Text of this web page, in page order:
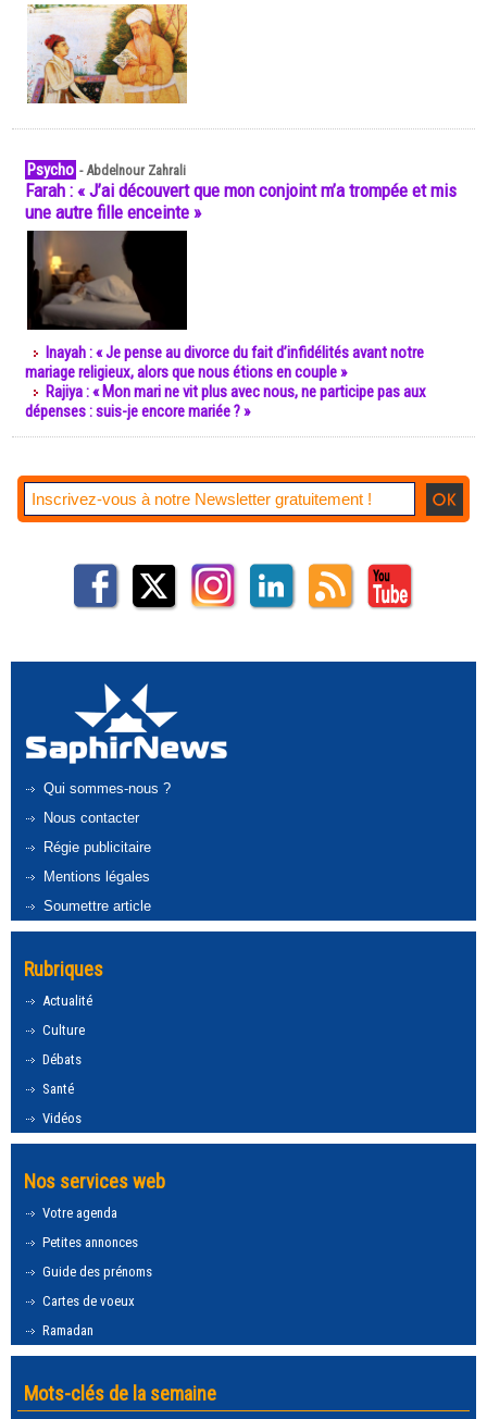
Psycho -Abdelnour Zahrali
Farah : « J’ai découvert que mon conjoint m’a trompée et mis
une autre fille enceinte »
Inayah : « Je pense au divorce du fait d’infidélités avant notre
mariage religieux, alors que nous étions en couple »
Rajiya : « Mon mari ne vit plus avec nous, ne participe pas aux
dépenses : suis-je encore mariée ? »
Qui sommes-nous ?
Nous contacter
Régie publicitaire
Mentions légales
Soumettre article
Rubriques
Actualité
Culture
Débats
Santé
Vidéos
Nos services web
Votre agenda
Petites annonces
Guide des prénoms
Cartes de voeux
Ramadan
Mots-clés de la semaine